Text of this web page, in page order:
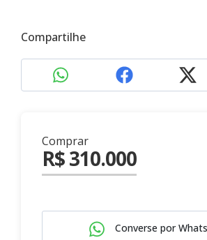
Compartilhe
Comprar
R$ 310.000
Converse por